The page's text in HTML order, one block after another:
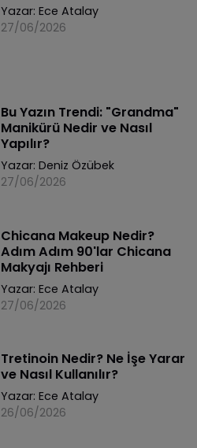
Yazar: Ece Atalay
27/06/2026
Bu Yazın Trendi: "Grandma"
Manikürü Nedir ve Nasıl
Yapılır?
Yazar: Deniz Özübek
27/06/2026
Chicana Makeup Nedir?
Adım Adım 90'lar Chicana
Makyajı Rehberi
Yazar: Ece Atalay
27/06/2026
Tretinoin Nedir? Ne İşe Yarar
ve Nasıl Kullanılır?
Yazar: Ece Atalay
26/06/2026